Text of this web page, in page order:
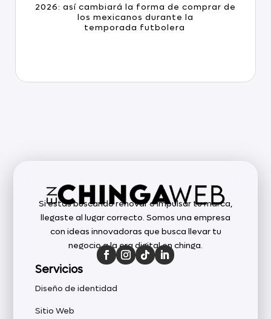
2026: así cambiará la forma de comprar de
los mexicanos durante la
temporada futbolera
Si estás buscando renovar o impulsar tu marca,
llegaste al lugar correcto. Somos una empresa
con ideas innovadoras que busca llevar tu
negocio a la era digital en chinga.
Servicios
Diseño de identidad
Sitio Web